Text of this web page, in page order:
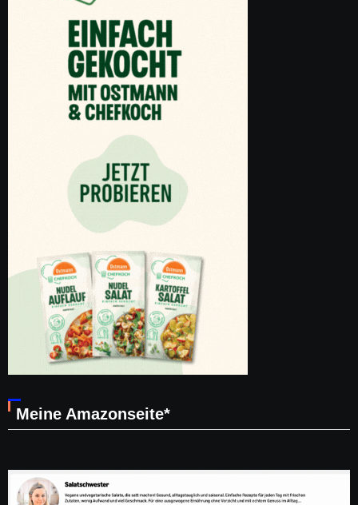
Meine Amazonseite*